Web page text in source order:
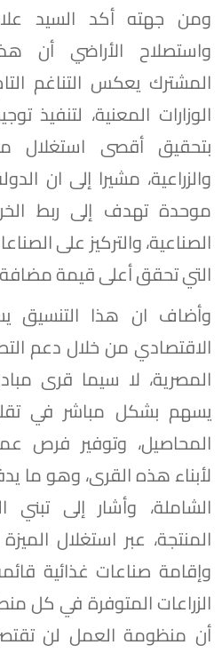
ومن جهته أكد السيد
واستصلاح الأراضي أن
المشترك يعكس التناغم
الوزارات المعنية، لتنفيذ
بتحقيق أقصى استغلال
والزراعية، مشيرا إلى ان
موحدة تهدف إلى ربط
الصناعية، والتركيز على
التي تحقق أعلى قيمة مضافة
وأضاف ان هذا التنسيق
الاقتصادي من خلال دعم
المصرية، لا سيما قرى
يسهم بشكل مباشر في
المحاصيل، وتوفير فرص
لأبناء هذه القرى، وهو ما
الشاملة، وأشار إلى تبني
المنتجة، عبر استغلال
وإقامة صناعات غذائية
الزراعات المتوفرة في كل
أن منظومة العمل لن تقتصر